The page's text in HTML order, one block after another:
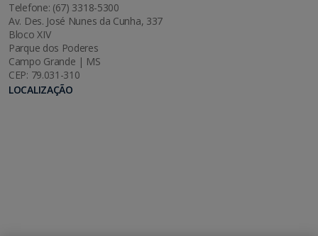
Telefone: (67) 3318-5300
Av. Des. José Nunes da Cunha, 337
Bloco XIV
Parque dos Poderes
Campo Grande | MS
CEP: 79.031-310
LOCALIZAÇÃO